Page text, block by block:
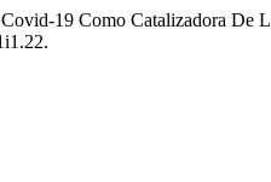
19 Como Catalizadora De